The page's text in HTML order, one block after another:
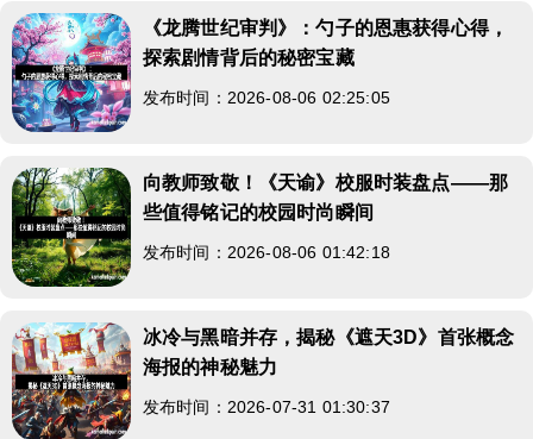
《龙腾世纪审判》：勺子的恩惠获得心得，
探索剧情背后的秘密宝藏
发布时间：2026-08-06 02:25:05
向教师致敬！《天谕》校服时装盘点——那
些值得铭记的校园时尚瞬间
发布时间：2026-08-06 01:42:18
冰冷与黑暗并存，揭秘《遮天3D》首张概念
海报的神秘魅力
发布时间：2026-07-31 01:30:37